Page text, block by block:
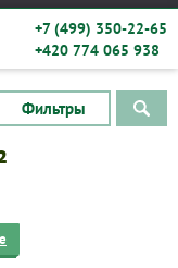
+7 (499) 350-22-65
+420 774 065 938
Фильтры